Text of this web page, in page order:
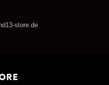
store.de